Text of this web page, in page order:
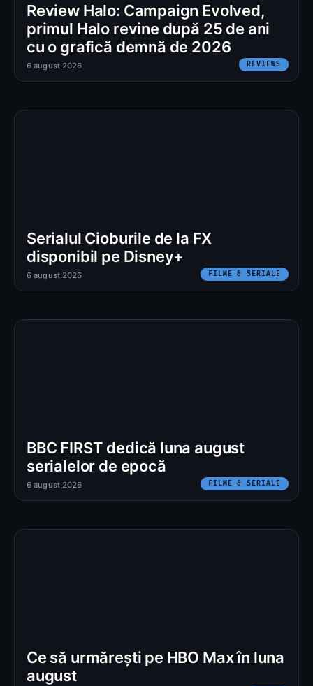
Review Halo: Campaign Evolved,
primul Halo revine după 25 de ani
cu o grafică demnă de 2026
REVIEWS
6 august 2026
Serialul Cioburile de la FX
disponibil pe Disney+
FILME & SERIALE
6 august 2026
BBC FIRST dedică luna august
serialelor de epocă
FILME & SERIALE
6 august 2026
Ce să urmărești pe HBO Max în luna
august